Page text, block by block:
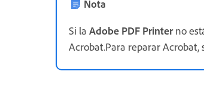
Nota
Si la Adobe PDF Printerno
Acrobat.Para reparar Acrobat,